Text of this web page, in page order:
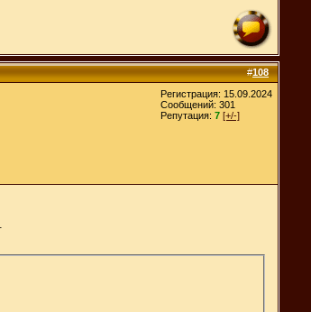
#108
Регистрация: 15.09.2024
Сообщений: 301
Репутация: 7 [+/-]